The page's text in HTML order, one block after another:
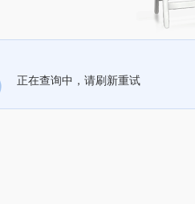
正在查询中，请刷新重试